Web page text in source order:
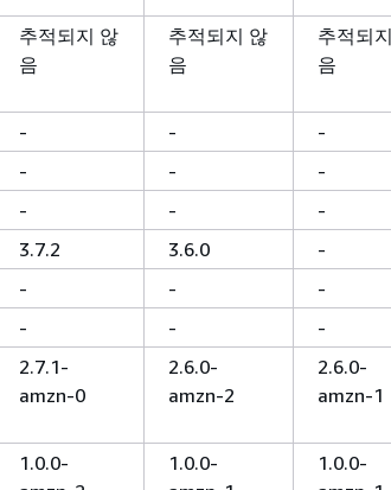
추적되지 않
음
추적되지 않
음
추적되
음
- - -
- - -
- - -
3.7.2 3.6.0 -
- - -
- - -
2.7.1-
amzn-0
2.6.0-
amzn-2
2.6.0-
amzn-1
1.0.0-
1.0.0-
1.0.0-